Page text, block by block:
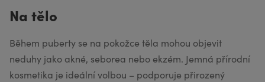
Na tělo
Během puberty se na pokožce těla mohou objevit
neduhy jako akné, seborea nebo ekzém. Jemná přírodní
kosmetika je ideální volbou – podporuje přirozený